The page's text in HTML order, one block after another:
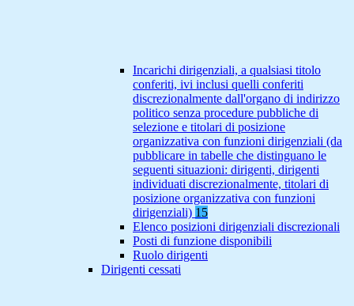
Incarichi dirigenziali, a qualsiasi titolo
conferiti, ivi inclusi quelli conferiti
discrezionalmente dall'organo di indirizzo
politico senza procedure pubbliche di
selezione e titolari di posizione
organizzativa con funzioni dirigenziali (da
pubblicare in tabelle che distinguano le
seguenti situazioni: dirigenti, dirigenti
individuati discrezionalmente, titolari di
posizione organizzativa con funzioni
dirigenziali) 15
Elenco posizioni dirigenziali discrezionali
Posti di funzione disponibili
Ruolo dirigenti
Dirigenti cessati